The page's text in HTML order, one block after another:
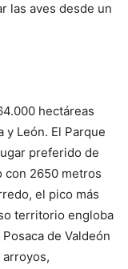
las aves desde un
hectáreas
y León. El Parque
preferido de
con 2650 metros
el pico más
territorio engloba
de Valdeón